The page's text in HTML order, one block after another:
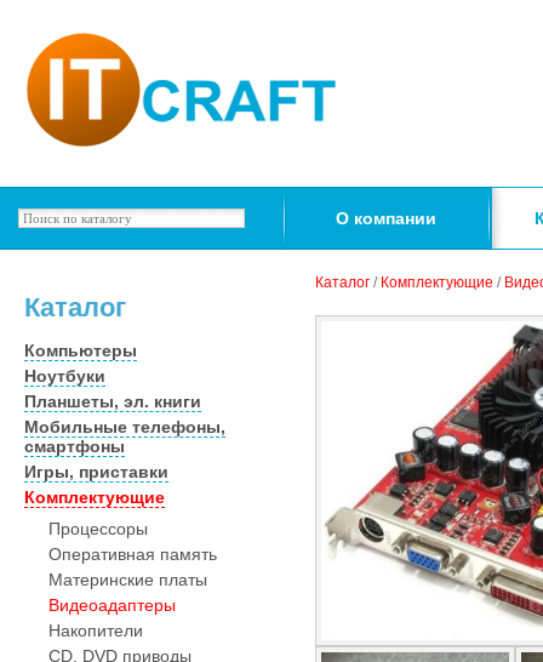
О компании
Каталог
Компьютеры
Ноутбуки
Планшеты, эл. книги
Мобильные телефоны,
смартфоны
Игры, приставки
Комплектующие
Процессоры
Оперативная память
Материнские платы
Видеоадаптеры
Накопители
CD, DVD приводы
Каталог / Комплектующие /